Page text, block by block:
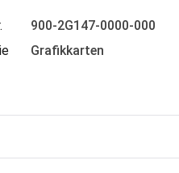
900-2G147-0000-000
Grafikkarten